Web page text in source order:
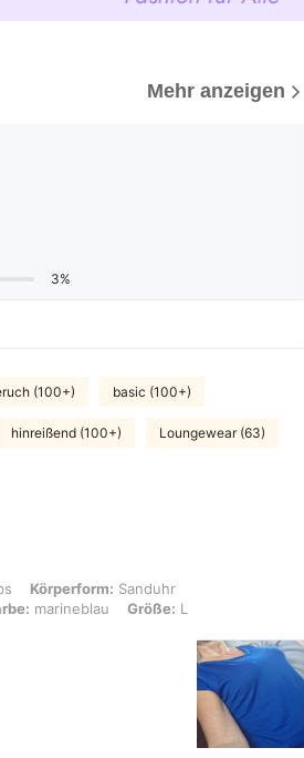
Mehr anzeigen
3%
(100+) basic (100+)
hinreißend (100+) Loungewear (63)
Hüften: 115 cm / 45 in, Taille: 90 cm /
Körperform: Sanduhr
marineblau Größe: L